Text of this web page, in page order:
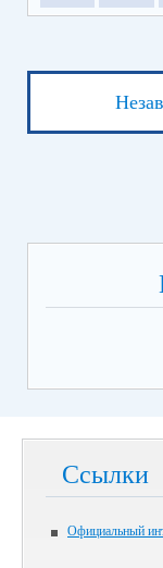
Ссылки
Официальный